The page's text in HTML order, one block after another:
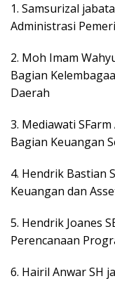
1. Samsurizal
Administrasi
2. Moh Imam
Bagian
Daerah
3. Mediawati
Bagian Keuangan
4. Hendrik Bastian
Keuangan dan
5. Hendrik Joanes
Perencanaan
6. Hairil Anwar SH